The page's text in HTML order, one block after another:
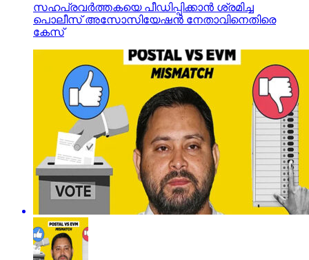
സഹപ്രവര്‍ത്തകയെ പീഡിപ്പിക്കാന്‍ ശ്രമിച്ച
പൊലീസ് അസോസിയേഷന്‍ നേതാവിനെതിരെ
കേസ്